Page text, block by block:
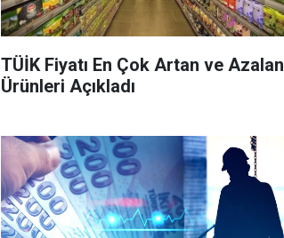
TÜİK Fiyatı En Çok Artan ve Azalan
Ürünleri Açıkladı